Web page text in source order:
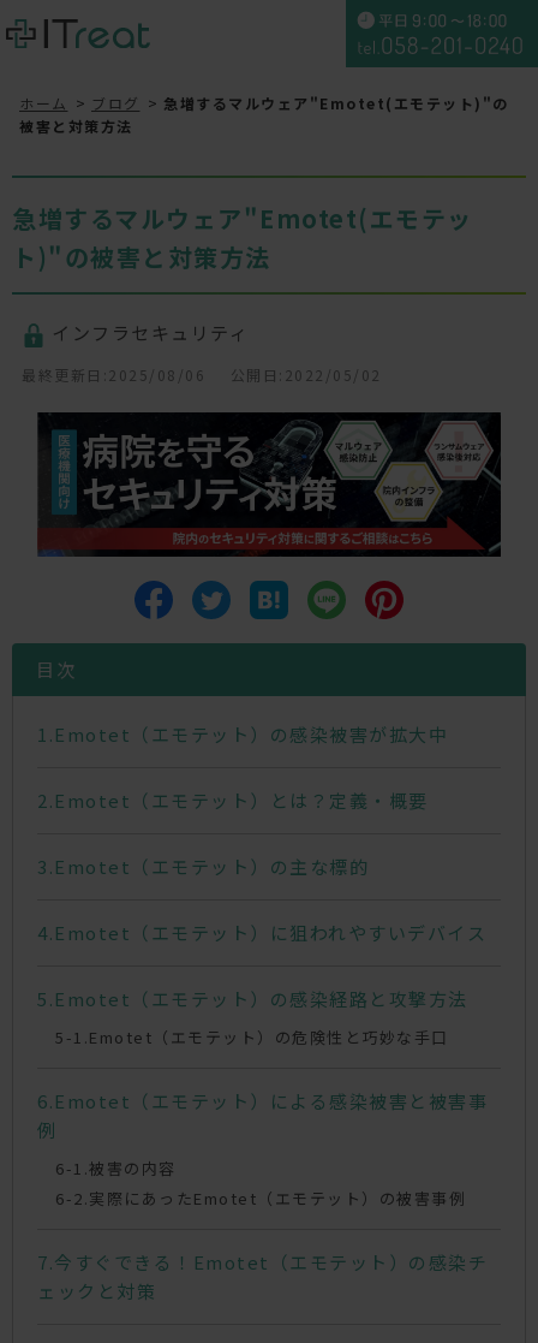
ホーム ブログ
急増するマルウェア"Emotet(エモテット)"の
被害と対策方法
急増するマルウェア"Emotet(エモテッ
ト)"の被害と対策方法
インフラセキュリティ
最終更新日:2025/08/06 公開日:2022/05/02
目次
Emotet（エモテット）の感染被害が拡大中
Emotet（エモテット）とは？定義・概要
Emotet（エモテット）の主な標的
Emotet（エモテット）に狙われやすいデバイス
Emotet（エモテット）の感染経路と攻撃方法
Emotet（エモテット）の危険性と巧妙な手口
Emotet（エモテット）による感染被害と被害事
例
被害の内容
実際にあったEmotet（エモテット）の被害事例
今すぐできる！Emotet（エモテット）の感染チ
ェックと対策